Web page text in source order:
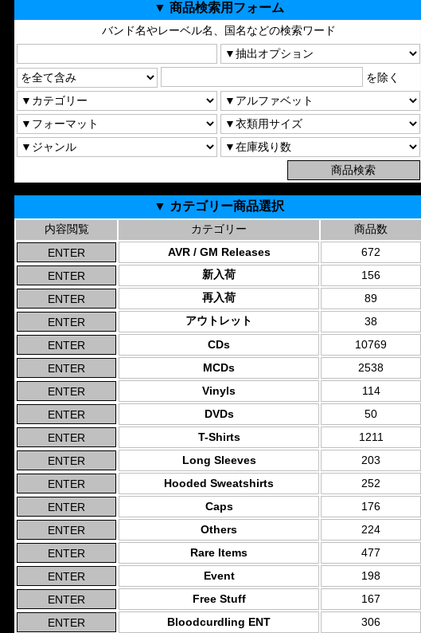
▼ 商品検索用フォーム
バンド名やレーベル名、国名などの検索ワード
を除く
▼ カテゴリー商品選択
内容閲覧 カテゴリー
商品数
AVR / GM Releases
672
新入荷
156
再入荷
89
アウトレット
38
CDs
10769
MCDs
2538
Vinyls
114
DVDs
50
T-Shirts
1211
Long Sleeves
203
Hooded Sweatshirts
252
Caps
176
Others
224
Rare Items
477
Event
198
Free Stuff
167
Bloodcurdling ENT
306